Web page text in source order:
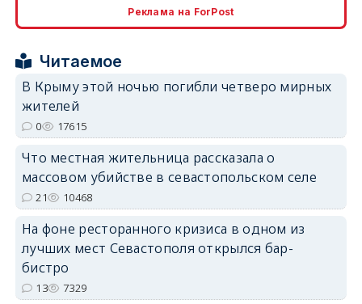
erid: 2SDnjdvhGXG
Реклама на ForPost
Читаемое
В Крыму этой ночью погибли четверо мирных
жителей
0 17615
Что местная жительница рассказала о
массовом убийстве в севастопольском селе
21 10468
На фоне ресторанного кризиса в одном из
лучших мест Севастополя открылся бар-
бистро
13 7329